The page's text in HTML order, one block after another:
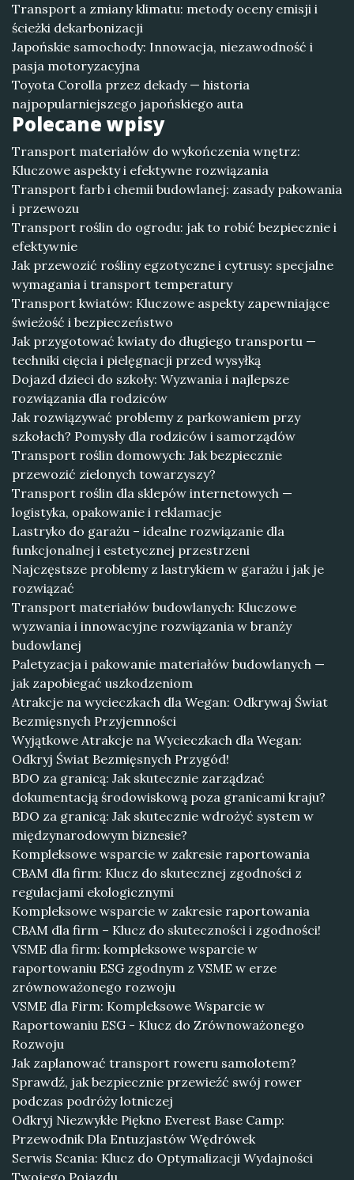
Transport a zmiany klimatu: metody oceny emisji i
ścieżki dekarbonizacji
Japońskie samochody: Innowacja, niezawodność i
pasja motoryzacyjna
Toyota Corolla przez dekady — historia
najpopularniejszego japońskiego auta
Polecane wpisy
Transport materiałów do wykończenia wnętrz:
Kluczowe aspekty i efektywne rozwiązania
Transport farb i chemii budowlanej: zasady pakowania
i przewozu
Transport roślin do ogrodu: jak to robić bezpiecznie i
efektywnie
Jak przewozić rośliny egzotyczne i cytrusy: specjalne
wymagania i transport temperatury
Transport kwiatów: Kluczowe aspekty zapewniające
świeżość i bezpieczeństwo
Jak przygotować kwiaty do długiego transportu —
techniki cięcia i pielęgnacji przed wysyłką
Dojazd dzieci do szkoły: Wyzwania i najlepsze
rozwiązania dla rodziców
Jak rozwiązywać problemy z parkowaniem przy
szkołach? Pomysły dla rodziców i samorządów
Transport roślin domowych: Jak bezpiecznie
przewozić zielonych towarzyszy?
Transport roślin dla sklepów internetowych —
logistyka, opakowanie i reklamacje
Lastryko do garażu – idealne rozwiązanie dla
funkcjonalnej i estetycznej przestrzeni
Najczęstsze problemy z lastrykiem w garażu i jak je
rozwiązać
Transport materiałów budowlanych: Kluczowe
wyzwania i innowacyjne rozwiązania w branży
budowlanej
Paletyzacja i pakowanie materiałów budowlanych —
jak zapobiegać uszkodzeniom
Atrakcje na wycieczkach dla Wegan: Odkrywaj Świat
Bezmięsnych Przyjemności
Wyjątkowe Atrakcje na Wycieczkach dla Wegan:
Odkryj Świat Bezmięsnych Przygód!
BDO za granicą: Jak skutecznie zarządzać
dokumentacją środowiskową poza granicami kraju?
BDO za granicą: Jak skutecznie wdrożyć system w
międzynarodowym biznesie?
Kompleksowe wsparcie w zakresie raportowania
CBAM dla firm: Klucz do skutecznej zgodności z
regulacjami ekologicznymi
Kompleksowe wsparcie w zakresie raportowania
CBAM dla firm – Klucz do skuteczności i zgodności!
VSME dla firm: kompleksowe wsparcie w
raportowaniu ESG zgodnym z VSME w erze
zrównoważonego rozwoju
VSME dla Firm: Kompleksowe Wsparcie w
Raportowaniu ESG - Klucz do Zrównoważonego
Rozwoju
Jak zaplanować transport roweru samolotem?
Sprawdź, jak bezpiecznie przewieźć swój rower
podczas podróży lotniczej
Odkryj Niezwykłe Piękno Everest Base Camp:
Przewodnik Dla Entuzjastów Wędrówek
Serwis Scania: Klucz do Optymalizacji Wydajności
Twojego Pojazdu